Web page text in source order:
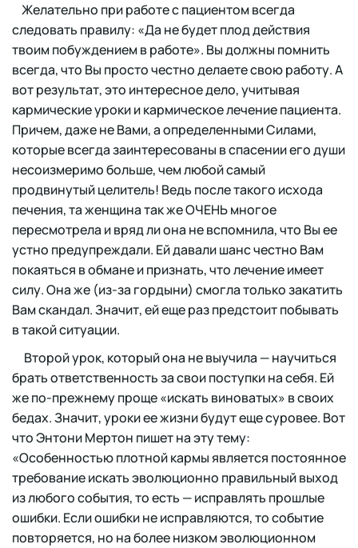
Желательно при работе с пациентом всегда
следовать правилу: «Да не будет плод действия
твоим побуждением в работе». Вы должны помнить
всегда, что Вы просто честно делаете свою работу. А
вот результат, это интересное дело, учитывая
кармические уроки и кармическое лечение пациента.
Причем, даже не Вами, а определенными Силами,
которые всегда заинтересованы в спасении его души
несоизмеримо больше, чем любой самый
продвинутый целитель! Ведь после такого исхода
печения, та женщина так же ОЧЕНЬ многое
пересмотрела и вряд ли она не вспомнила, что Вы ее
устно предупреждали. Ей давали шанс честно Вам
покаяться в обмане и признать, что лечение имеет
силу. Она же (из-за гордыни) смогла только закатить
Вам скандал. Значит, ей еще раз предстоит побывать
в такой ситуации.
Второй урок, который она не выучила — научиться
брать ответственность за свои поступки на себя. Ей
же по-прежнему проще «искать виноватых» в своих
бедах. Значит, уроки ее жизни будут еще суровее. Вот
что Энтони Мертон пишет на эту тему:
«Особенностью плотной кармы является постоянное
требование искать эволюционно правильный выход
из любого события, то есть — исправлять прошлые
ошибки. Если ошибки не исправляются, то событие
повторяется, но на более низком эволюционном